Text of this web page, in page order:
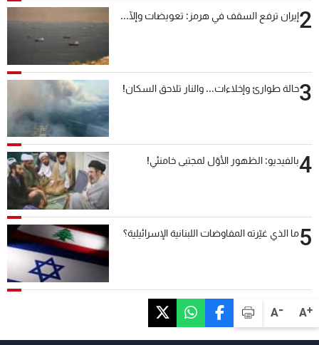
A+
A-
2إيران ترفع السقف في هرمز: تعويضات وإلّا...
3حالة طوارئ وإخلاءات... والنار تلاحق السكان!
4بالفيديو: الظهور الأوّل لمجتبى خامنئي!
5ما الذي غيّرته المفاوضات اللبنانية الإسرائيلية؟